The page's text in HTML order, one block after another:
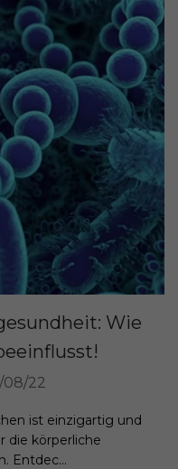
Wie
08/22
ist einzigartig und
die körperliche
Entdec...